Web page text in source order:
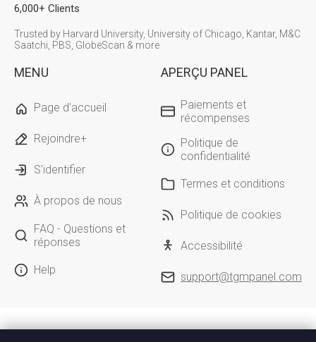
6,000+ Clients
Trusted by Harvard University, University of Chicago, Kantar, M&C
Saatchi, PBS, GlobeScan & more
MENU
Page d'accueil
Rejoindre+
S'identifier
À propos de nous
FAQ - Questions et
réponses
Help
APERÇU PANEL
Paiements et
récompenses
Politique de
confidentialité
Termes et conditions
Politique de cookies
Accessibilité
support@tgmpanel.com